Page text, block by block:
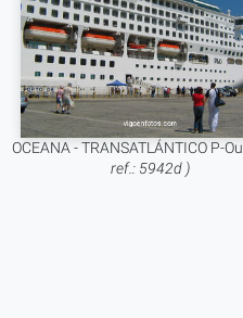
OCEANA - TRANSATLÁNTICO P-Ou.
ref.: 5942d )